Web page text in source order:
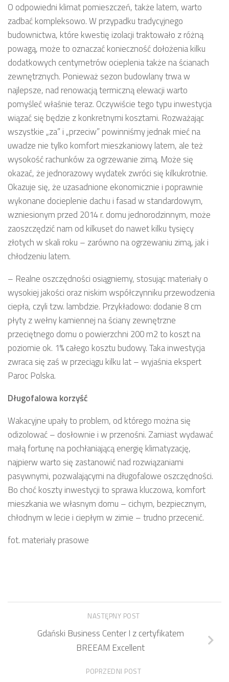
O odpowiedni klimat pomieszczeń, także latem, warto
zadbać kompleksowo. W przypadku tradycyjnego
budownictwa, które kwestię izolacji traktowało z różną
powagą, może to oznaczać konieczność dołożenia kilku
dodatkowych centymetrów ocieplenia także na ścianach
zewnętrznych. Ponieważ sezon budowlany trwa w
najlepsze, nad renowacją termiczną elewacji warto
pomyśleć właśnie teraz. Oczywiście tego typu inwestycja
wiązać się będzie z konkretnymi kosztami. Rozważając
wszystkie „za” i „przeciw” powinniśmy jednak mieć na
uwadze nie tylko komfort mieszkaniowy latem, ale też
wysokość rachunków za ogrzewanie zimą. Może się
okazać, że jednorazowy wydatek zwróci się kilkukrotnie.
Okazuje się, że uzasadnione ekonomicznie i poprawnie
wykonane docieplenie dachu i fasad w standardowym,
wzniesionym przed 2014 r. domu jednorodzinnym, może
zaoszczędzić nam od kilkuset do nawet kilku tysięcy
złotych w skali roku – zarówno na ogrzewaniu zimą, jak i
chłodzeniu latem.
– Realne oszczędności osiągniemy, stosując materiały o
wysokiej jakości oraz niskim współczynniku przewodzenia
ciepła, czyli tzw. lambdzie. Przykładowo: dodanie 8 cm
płyty z wełny kamiennej na ściany zewnętrzne
przeciętnego domu o powierzchni 200 m2 to koszt na
poziomie ok. 1% całego kosztu budowy. Taka inwestycja
zwraca się zaś w przeciągu kilku lat – wyjaśnia ekspert
Paroc Polska.
Długofalowa korzyść
Wakacyjne upały to problem, od którego można się
odizolować – dosłownie i w przenośni. Zamiast wydawać
małą fortunę na pochłaniającą energię klimatyzację,
najpierw warto się zastanowić nad rozwiązaniami
pasywnymi, pozwalającymi na długofalowe oszczędności.
Bo choć koszty inwestycji to sprawa kluczowa, komfort
mieszkania we własnym domu – cichym, bezpiecznym,
chłodnym w lecie i ciepłym w zimie – trudno przecenić.
fot. materiały prasowe
NASTĘPNY POST
Gdański Business Center I z certyfikatem
BREEAM Excellent
POPRZEDNI POST